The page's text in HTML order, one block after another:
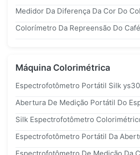
Máquina Colorimétrica